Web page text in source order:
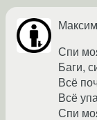
Спи
Баги,
Всё
Всё
Спи